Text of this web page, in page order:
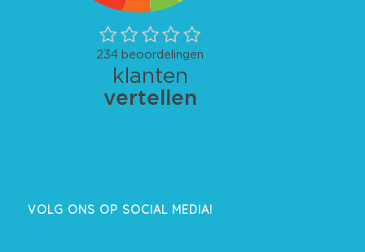
VOLG ONS OP SOCIAL MEDIA!